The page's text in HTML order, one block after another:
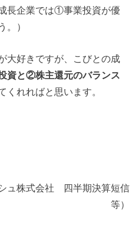
長企業では①事業投資が優
。）
大好きですが、こびとの成
資と②株主還元のバランス
くれればと思います。
ュ株式会社 四半期決算短信
等）